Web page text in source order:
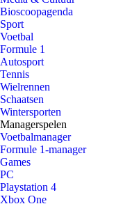
Bioscoopagenda
Sport
Voetbal
Formule 1
Autosport
Tennis
Wielrennen
Schaatsen
Wintersporten
Managerspelen
Voetbalmanager
Formule 1-manager
Games
PC
Playstation 4
Xbox One